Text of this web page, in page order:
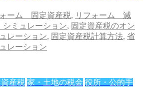
ーム 固定資産税, リフォーム 減
ミュレーション, 固定資産税のオン
レーション, 固定資産税計算方法, 省
レーション
資産税 家・土地の税金 役所・公的手